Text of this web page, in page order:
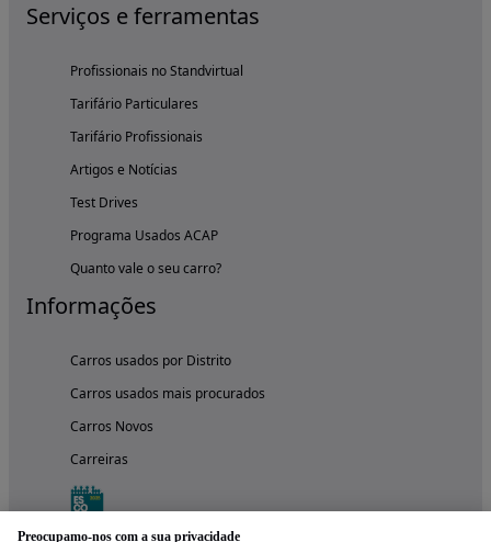
Serviços e ferramentas
Profissionais no Standvirtual
Tarifário Particulares
Tarifário Profissionais
Artigos e Notícias
Test Drives
Programa Usados ACAP
Quanto vale o seu carro?
Informações
Carros usados por Distrito
Carros usados mais procurados
Carros Novos
Carreiras
Preocupamo-nos com a sua privacidade